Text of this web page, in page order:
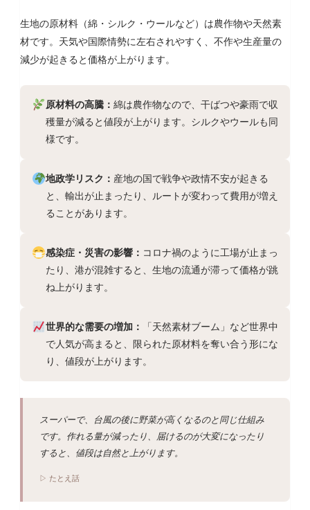
生地の原材料（綿・シルク・ウールなど）は農作物や天然素
材です。天気や国際情勢に左右されやすく、不作や生産量の
減少が起きると価格が上がります。
原材料の高騰： 綿は農作物なので、干ばつや豪雨で収
穫量が減ると値段が上がります。シルクやウールも同
様です。
地政学リスク： 産地の国で戦争や政情不安が起きる
と、輸出が止まったり、ルートが変わって費用が増え
ることがあります。
感染症・災害の影響： コロナ禍のように工場が止まっ
たり、港が混雑すると、生地の流通が滞って価格が跳
ね上がります。
世界的な需要の増加：
「天然素材ブーム」など世界中
で人気が高まると、限られた原材料を奪い合う形にな
り、値段が上がります。
スーパーで、台風の後に野菜が高くなるのと同じ仕組み
です。作れる量が減ったり、届けるのが大変になったり
すると、値段は自然と上がります。
▷ たとえ話